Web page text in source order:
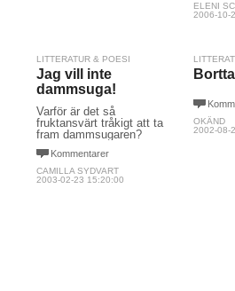
ELENI
2006-10-
LITTERATUR & POESI
Jag vill inte
dammsuga!
Varför är det så
fruktansvärt tråkigt att ta
fram dammsugaren?
Kommentarer
CAMILLA SYDVART
2003-02-23 15:20:00
OKÄND
2002-08-